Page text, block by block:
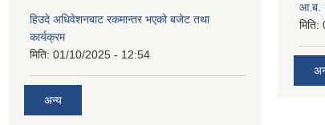
हिउदे अधिवेशनबाट रकमान्तर भएको बजेट तथा
कार्यक्रम
मिति: 01/10/2025 - 12:54
अन्य
आ.ब.
मिति: